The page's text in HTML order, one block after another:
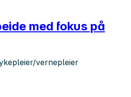
med fokus på
vernepleier